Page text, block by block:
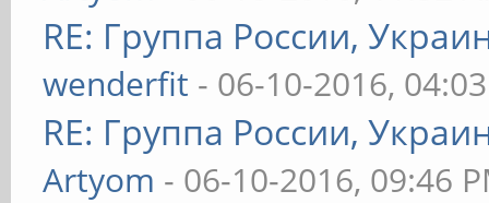
RE: Группа России,
wenderfit - 06-10-2016,
RE: Группа России,
Artyom - 06-10-2016, 09:46